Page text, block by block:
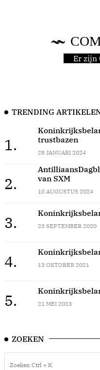
Er zijn
TRENDING
1.
trustbazen
28 JANUARI 2024
2.
van SXM
10 AUGUSTUS 2024
3. 23 SEPTEMBER 2020
4. 13 OKTOBER 2021
5. 21 MEI 2023
ZOEKEN